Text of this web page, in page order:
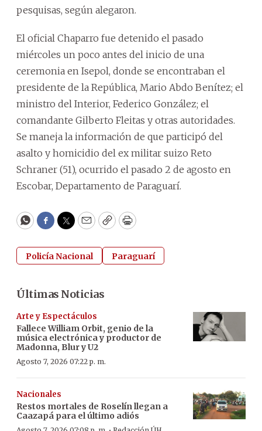
pesquisas, según alegaron.
El oficial Chaparro fue detenido el pasado
miércoles un poco antes del inicio de una
ceremonia en Isepol, donde se encontraban el
presidente de la República, Mario Abdo Benítez; el
ministro del Interior, Federico González; el
comandante Gilberto Fleitas y otras autoridades.
Se maneja la información de que participó del
asalto y homicidio del ex militar suizo Reto
Schraner (51), ocurrido el pasado 2 de agosto en
Escobar, Departamento de Paraguarí.
WhatsApp
Facebook
Twitter
EmailCopyPrint
Policía Nacional Paraguarí
Últimas Noticias
Arte y Espectáculos
Fallece William Orbit, genio de la
música electrónica y productor de
Madonna, Blur y U2
Agosto 7, 2026 07:22 p. m.
Nacionales
Restos mortales de Roselín llegan a
Caazapá para el último adiós